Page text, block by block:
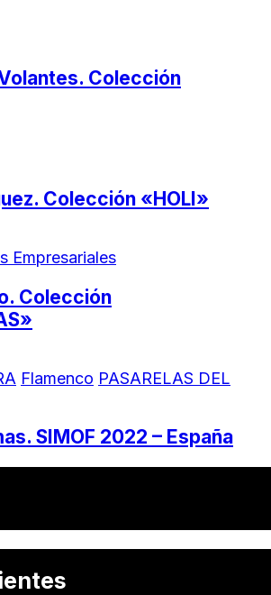
Colección
Colección «HOLI»
Empresariales
Colección
Flamenco PASARELAS DEL
SIMOF 2022 – España